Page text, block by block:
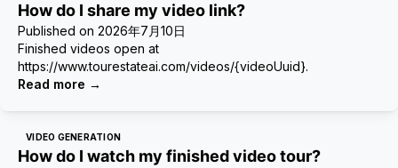
How do I share my video link?
Published on 2026年7月10日
Finished videos open at
https://www.tourestateai.com/videos/{videoUuid}.
Read more →
VIDEO GENERATION
How do I watch my finished video tour?